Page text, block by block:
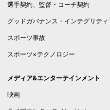
選手契約、監督・コーチ契約
グッドガバナンス・インテグリティ
スポーツ事故
スポーツ×テクノロジー
メディア&エンターテインメント
映画